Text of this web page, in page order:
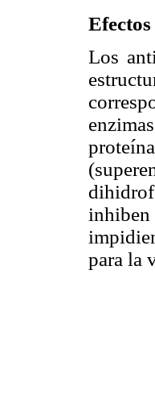
Los
inhiben
para la